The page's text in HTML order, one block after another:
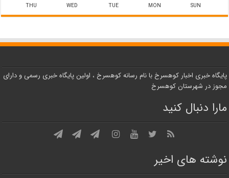
SUN
MON
TUE
WED
THU
پایگاه خبری اخبار کوهسرخ با نام رسانه کوهسرخ ، اولین پایگاه خبری رسمی و دارای
مجوز در شهرستان کوهسرخ
مارا دنبال کنید
نوشته های اخیر